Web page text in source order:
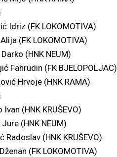
Idriz (FK LOKOMOTIVA)
(FK LOKOMOTIVA)
(HNK NEUM)
Fahrudin (FK BJELOPOLJAC)
Hrvoje (HNK RAMA)
Ivan (HNK KRUŠEVO)
(HNK NEUM)
Radoslav (HNK KRUŠEVO)
(FK LOKOMOTIVA)